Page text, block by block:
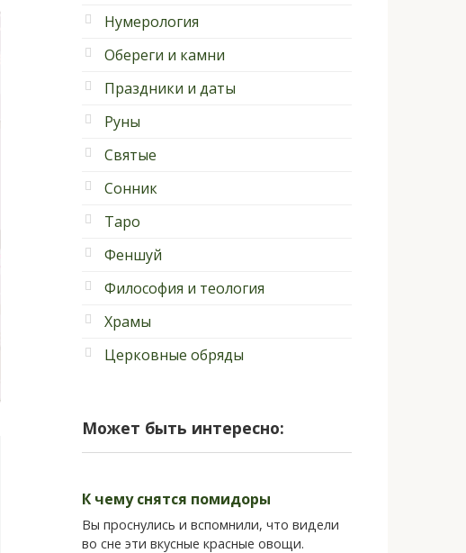
Нумерология
Обереги и камни
Праздники и даты
Руны
Святые
Сонник
Таро
Феншуй
Философия и теология
Храмы
Церковные обряды
Может быть интересно:
К чему снятся помидоры
Вы проснулись и вспомнили, что видели
во сне эти вкусные красные овощи.